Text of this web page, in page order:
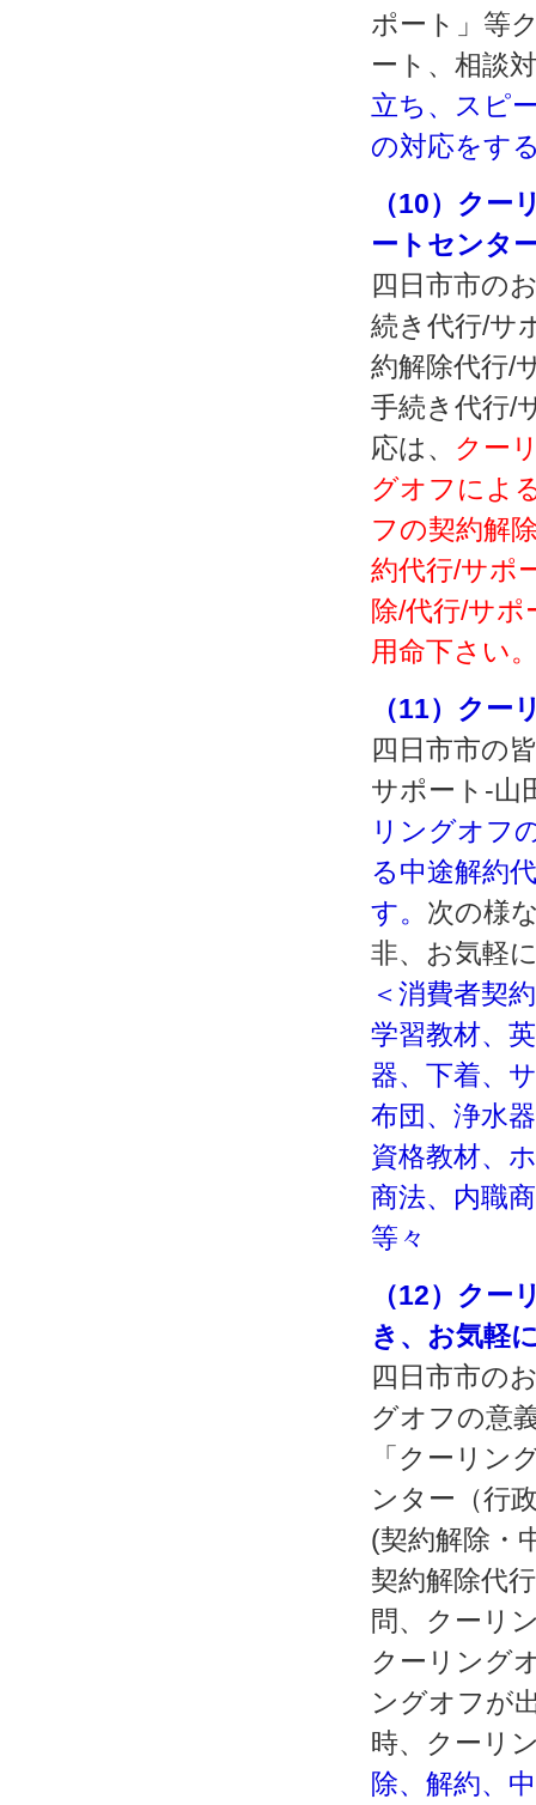
ポート」等
ート、相談
立ち、スピ
の対応をす
（10）クー
ートセンタ
四日市市の
続き代行/サ
約解除代行/
手続き代行/
応は、 クー
グオフによ
フの契約解
約代行/サポ
除/代行/サポ
用命下さい
（11）クー
四日市市の
サポート‐山
リングオフ
る中途解約
す。 次の様
非、お気軽
＜消費者契
学習教材、
器、下着、
布団、浄水
資格教材、
商法、内職
等々
（12）クー
き、お気軽
四日市市の
グオフの意
「クーリン
ンター（行
(契約解除・
契約解除代
問、クーリ
クーリング
ングオフが
時、クーリ
除、解約、